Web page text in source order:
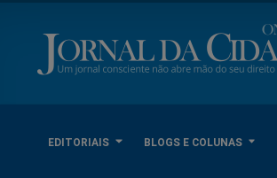
EDITORIAIS BLOGS E COLUNAS